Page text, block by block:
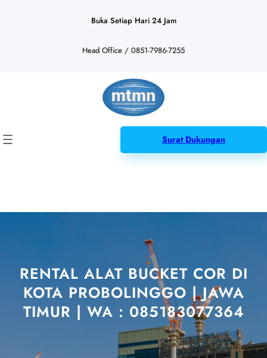
Buka Setiap Hari 24 Jam
Head Office / 0851-7986-7255
Surat Dukungan
RENTAL ALAT BUCKET COR DI
KOTA PROBOLINGGO | JAWA
TIMUR | WA : 085183077364